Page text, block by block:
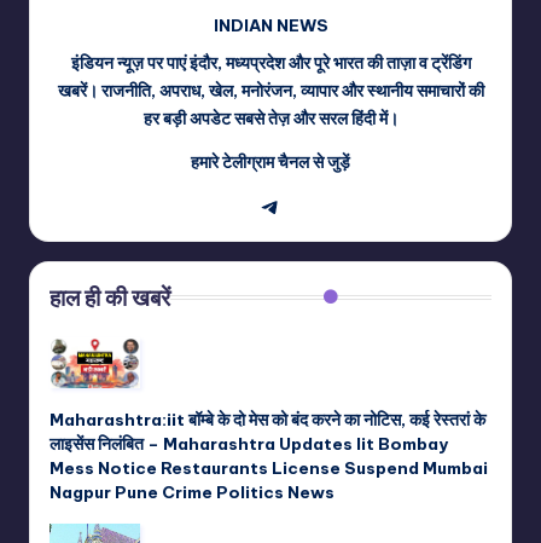
INDIAN NEWS
इंडियन न्यूज़ पर पाएं इंदौर, मध्यप्रदेश और पूरे भारत की ताज़ा व ट्रेंडिंग
खबरें। राजनीति, अपराध, खेल, मनोरंजन, व्यापार और स्थानीय समाचारों की
हर बड़ी अपडेट सबसे तेज़ और सरल हिंदी में।
हमारे टेलीग्राम चैनल से जुड़ें
Telegram
हाल ही की खबरें
Maharashtra:iit बॉम्बे के दो मेस को बंद करने का नोटिस, कई रेस्तरां के
लाइसेंस निलंबित – Maharashtra Updates Iit Bombay
Mess Notice Restaurants License Suspend Mumbai
Nagpur Pune Crime Politics News